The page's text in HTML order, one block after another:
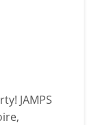
JAMPS